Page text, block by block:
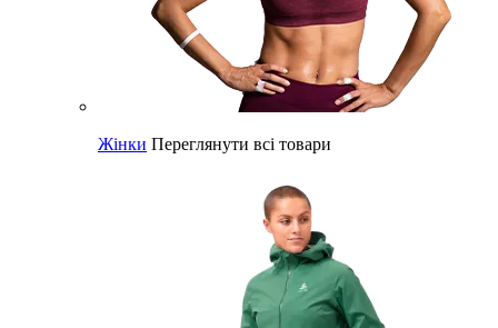
Жінки Переглянути всі товари